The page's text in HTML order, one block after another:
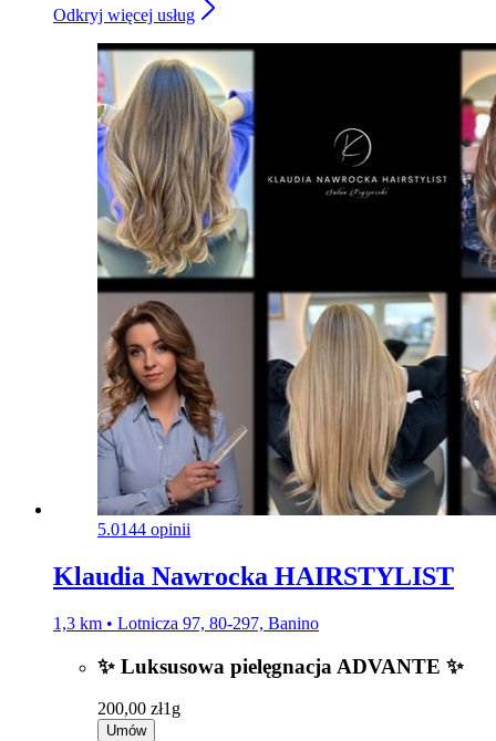
Odkryj więcej usług
5.0144 opinii
Klaudia Nawrocka HAIRSTYLIST
1,3 km • Lotnicza 97, 80-297, Banino
✨ Luksusowa pielęgnacja ADVANTE ✨
200,00 zł1g
Umów